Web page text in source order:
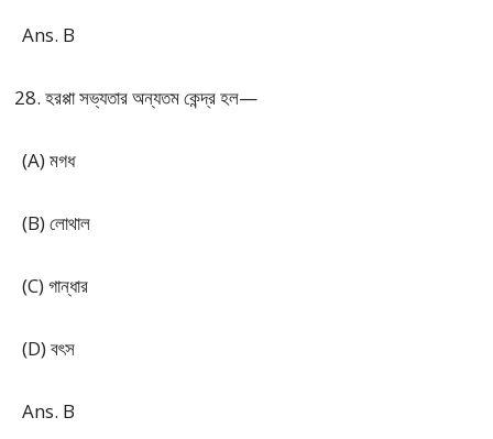
Ans. B
হরপ্পা সভ্যতার অন্যতম কেন্দ্র হল—
(A) মগধ
(B) লোথাল
(C) গান্ধার
(D) বৎস
Ans. B